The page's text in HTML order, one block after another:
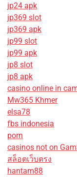
jp24 apk
jp369 slot
jp369 apk
jp99 slot
jp99 apk
jp8 slot
jp8 apk
casino online in
Mw365 Khmer
elsa78
fbs indonesia
porn
casinos not on
สล็อตเว็บตรง
hantam88